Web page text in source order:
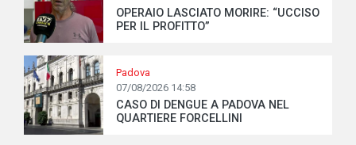
OPERAIO LASCIATO MORIRE: “UCCISO
PER IL PROFITTO”
Padova
07/08/2026 14:58
CASO DI DENGUE A PADOVA NEL
QUARTIERE FORCELLINI